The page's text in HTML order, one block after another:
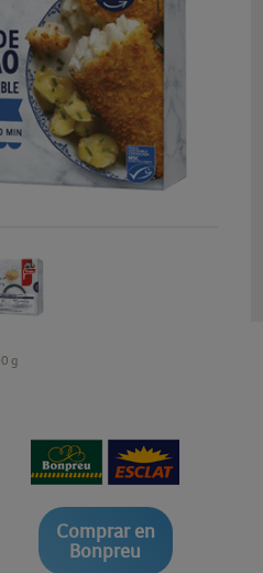
g
Comprar en
Bonpreu